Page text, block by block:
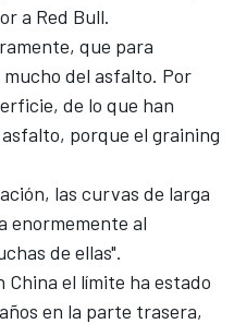
a Red Bull.
que para
del asfalto. Por
de lo que han
porque el graining
las curvas de larga
enormemente al
de ellas".
China el límite ha estado
en la parte trasera,